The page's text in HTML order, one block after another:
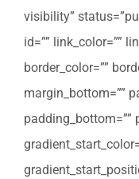
visibility”
id=”” link_color=””
border_color=””
margin_bottom=””
padding_bottom=””